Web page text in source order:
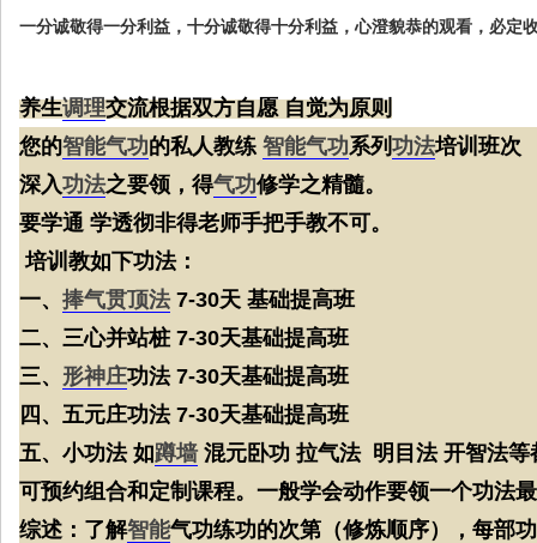
一分诚敬得一分利益，十分诚敬得十分利益，心澄貌恭的观看，必定
养生调理交流根据双方自愿 自觉为原则
您的智能气功的私人教练 智能气功系列 功法培训班次
深入功法之要领，得气功修学之精髓。
要学通 学透彻非得老师手把手教不可。
培训教如下功法：
一、 捧气贯顶法7-30天 基础提高班
二、三心并站桩 7-30天基础提高班
三、 形神庄功法 7-30天基础提高班
四、五元庄功法 7-30天基础提高班
五、小功法 如蹲墙混元卧功 拉气法 明目法 开智法等
可预约组合和定制课程。一般学会动作要领一个功法
综述：了解智能气功练功的次第（修炼顺序），每部